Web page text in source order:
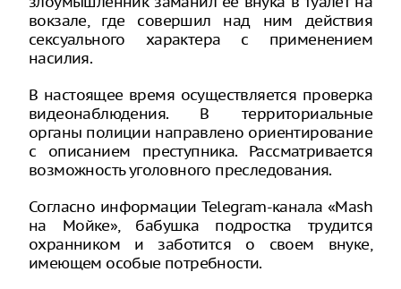
вокзале, где совершил над ним действия
сексуального характера с применением
насилия.
В настоящее время осуществляется проверка
видеонаблюдения. В территориальные
органы полиции направлено ориентирование
с описанием преступника. Рассматривается
возможность уголовного преследования.
Согласно информации Telegram-канала «Mash
на Мойке», бабушка подростка трудится
охранником и заботится о своем внуке,
имеющем особые потребности.